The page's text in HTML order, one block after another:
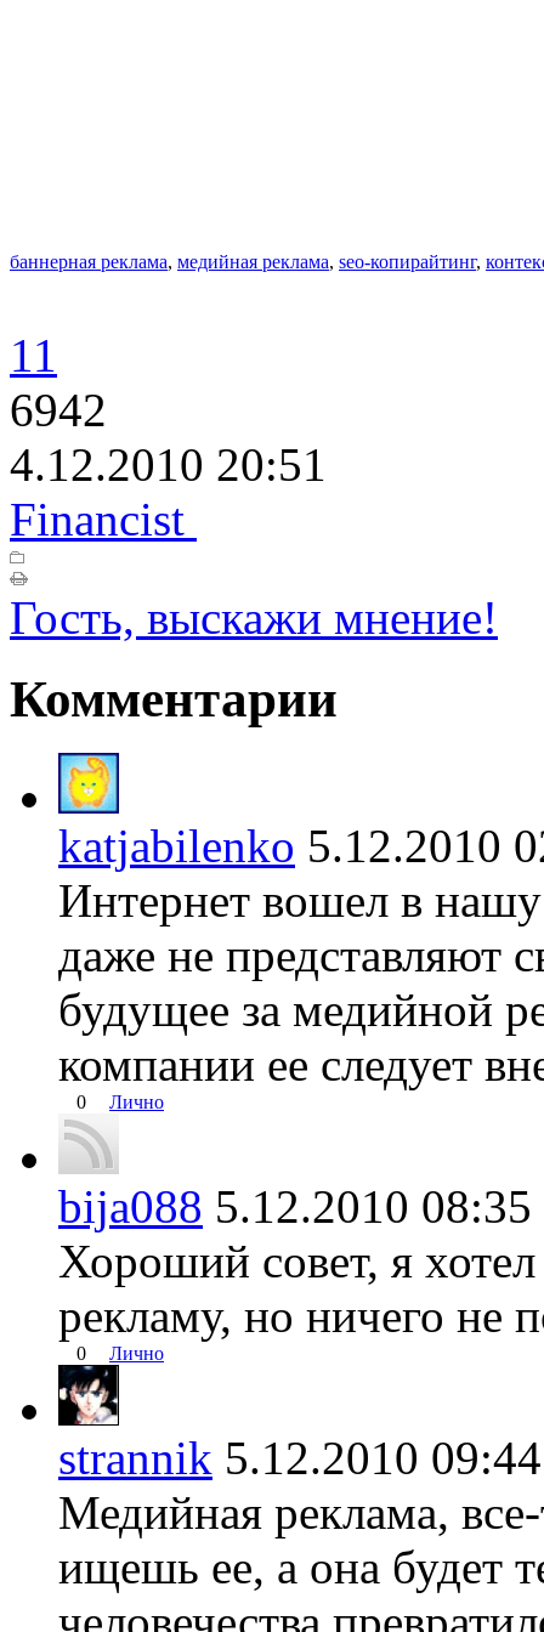
баннерная реклама, медийная реклама, seo-копирайтинг,
11
6942
4.12.2010 20:51
Financist
Гость, выскажи мнение!
Комментарии
katjabilenko
Интернет вошел в
даже не представляют
будущее за медийной
компании ее следует
0 Лично
bija088 5.12.2010
Хороший совет, я
рекламу, но ничего не
0 Лично
strannik 5.12.2010
Медийная реклама,
ищешь ее, а она будет